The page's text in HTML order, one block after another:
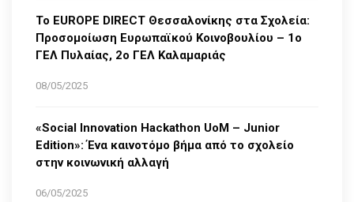
Το EUROPE DIRECT Θεσσαλονίκης στα Σχολεία:
Προσομοίωση Ευρωπαϊκού Κοινοβουλίου – 1ο
ΓΕΛ Πυλαίας, 2ο ΓΕΛ Καλαμαριάς
08/05/2025
«Social Innovation Hackathon UoM – Junior
Edition»: Ένα καινοτόμο βήμα από το σχολείο
στην κοινωνική αλλαγή
06/05/2025